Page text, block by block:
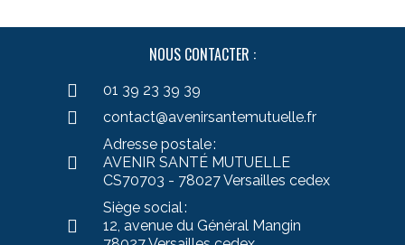
NOUS CONTACTER :
01 39 23 39 39
contact@avenirsantemutuelle.fr
Adresse postale :
AVENIR SANTÉ MUTUELLE
CS70703 - 78027 Versailles cedex
Siège social :
12, avenue du Général Mangin